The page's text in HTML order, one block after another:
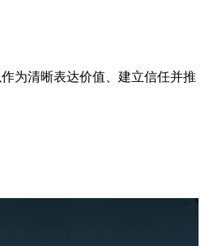
为清晰表达价值、建立信任并推